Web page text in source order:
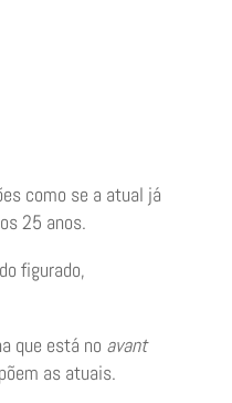
como se a atual já
25 anos.
figurado,
que está no avant
as atuais.